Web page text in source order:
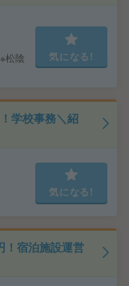
松陰
気になる!
学校事務＼紹
気になる!
！宿泊施設運営